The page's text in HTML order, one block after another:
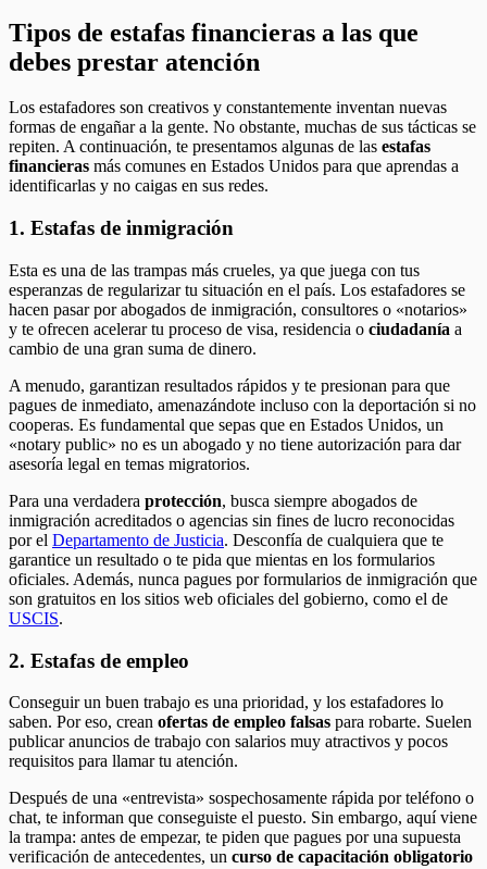
Tipos de estafas financieras a las que
debes prestar atención
Los estafadores son creativos y constantemente inventan nuevas
formas de engañar a la gente. No obstante, muchas de sus tácticas se
repiten. A continuación, te presentamos algunas de las estafas
financieras más comunes en Estados Unidos para que aprendas a
identificarlas y no caigas en sus redes.
1. Estafas de inmigración
Esta es una de las trampas más crueles, ya que juega con tus
esperanzas de regularizar tu situación en el país. Los estafadores se
hacen pasar por abogados de inmigración, consultores o «notarios»
y te ofrecen acelerar tu proceso de visa, residencia o ciudadanía a
cambio de una gran suma de dinero.
A menudo, garantizan resultados rápidos y te presionan para que
pagues de inmediato, amenazándote incluso con la deportación si no
cooperas. Es fundamental que sepas que en Estados Unidos, un
«notary public» no es un abogado y no tiene autorización para dar
asesoría legal en temas migratorios.
Para una verdadera protección, busca siempre abogados de
inmigración acreditados o agencias sin fines de lucro reconocidas
por el Departamento de Justicia. Desconfía de cualquiera que te
garantice un resultado o te pida que mientas en los formularios
oficiales. Además, nunca pagues por formularios de inmigración que
son gratuitos en los sitios web oficiales del gobierno, como el de
USCIS.
2. Estafas de empleo
Conseguir un buen trabajo es una prioridad, y los estafadores lo
saben. Por eso, crean ofertas de empleo falsas para robarte. Suelen
publicar anuncios de trabajo con salarios muy atractivos y pocos
requisitos para llamar tu atención.
Después de una «entrevista» sospechosamente rápida por teléfono o
chat, te informan que conseguiste el puesto. Sin embargo, aquí viene
la trampa: antes de empezar, te piden que pagues por una supuesta
verificación de antecedentes, un curso de capacitación obligatorio